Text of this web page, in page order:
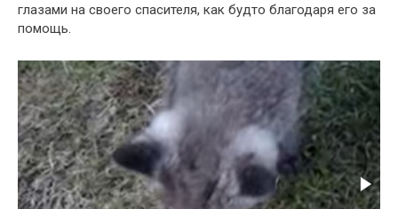
глазами на своего спасителя, как будто благодаря его за
помощь.